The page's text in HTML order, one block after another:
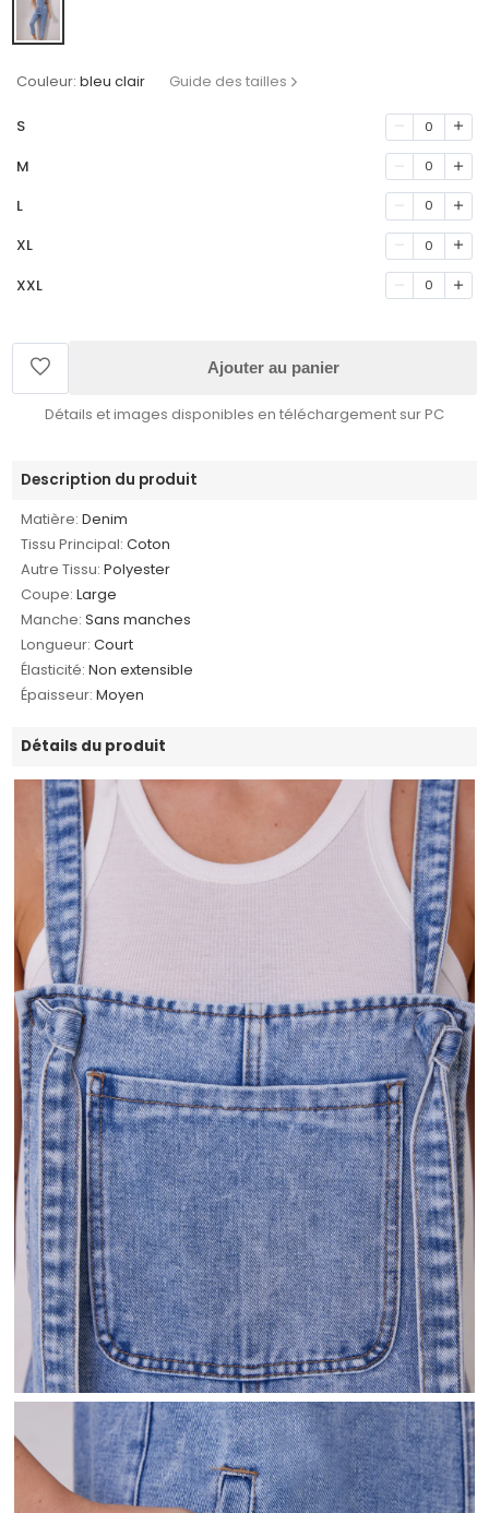
Couleur: bleu clair Guide des tailles
S 0
M 0
L 0
XL 0
XXL 0
Ajouter au panier
Détails et images disponibles en téléchargement sur PC
Description du produit
Matière: Denim
Tissu Principal: Coton
Autre Tissu: Polyester
Coupe: Large
Manche: Sans manches
Longueur: Court
Élasticité: Non extensible
Épaisseur: Moyen
Détails du produit